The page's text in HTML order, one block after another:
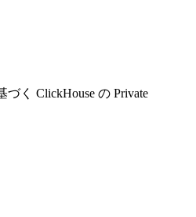
く ClickHouse の Private